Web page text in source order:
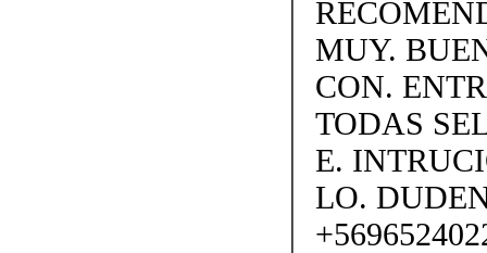
MUY.
CON.
TODAS
E.
LO.